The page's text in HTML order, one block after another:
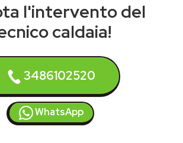
l'intervento del
caldaia!
3486102520
WhatsApp